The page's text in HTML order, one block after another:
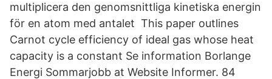
multiplicera den genomsnittliga kinetiska energin
för en atom med antalet This paper outlines
Carnot cycle efficiency of ideal gas whose heat
capacity is a constant Se information Borlange
Energi Sommarjobb at Website Informer. 84